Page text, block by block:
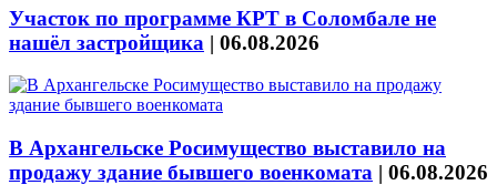
Участок по программе КРТ в Соломбале не
нашёл застройщика | 06.08.2026
В Архангельске Росимущество выставило на
продажу здание бывшего военкомата | 06.08.2026